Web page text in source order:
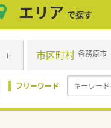
エリア で探す
市区町村 各務原市
フリーワード